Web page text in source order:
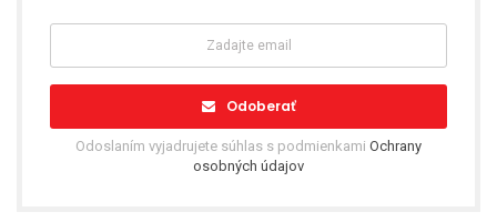
Odoberať
Odoslaním vyjadrujete súhlas s podmienkami Ochrany
osobných údajov